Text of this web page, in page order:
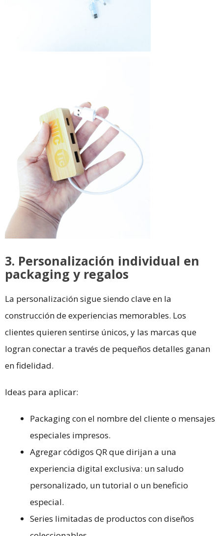
3. Personalización individual en
packaging y regalos
La personalización sigue siendo clave en la
construcción de experiencias memorables. Los
clientes quieren sentirse únicos, y las marcas que
logran conectar a través de pequeños detalles ganan
en fidelidad.
Ideas para aplicar:
Packaging con el nombre del cliente o mensajes
especiales impresos.
Agregar códigos QR que dirijan a una
experiencia digital exclusiva: un saludo
personalizado, un tutorial o un beneficio
especial.
Series limitadas de productos con diseños